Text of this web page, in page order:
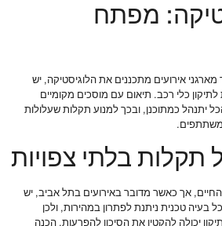
מפתח
אירועים מתכננים את הלוגיסטיקה, יש
כלי רכב. תיאום עם מוסכים מקומיים
יתנהל כמתוכנן, ובכך למנוע תקלות שעלולות
בלתי צפויות
אך כאשר מדובר באירועים בתל אביב, יש
בעיה טכנית ניתנת לפתרון במהירות, ולכן
יכולה להקטין את הסיכון להפרעות. הכנה